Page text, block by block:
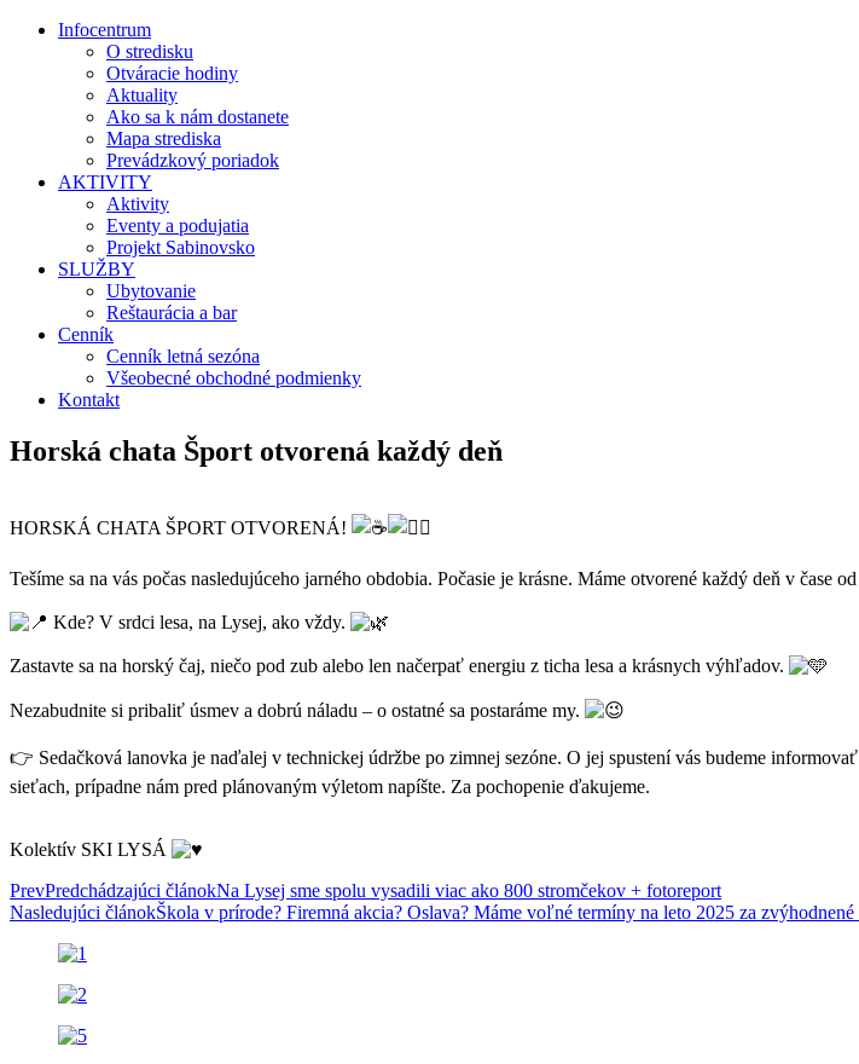
Infocentrum
O stredisku
Otváracie hodiny
Aktuality
Ako sa k nám dostanete
Mapa strediska
Prevádzkový poriadok
AKTIVITY
Aktivity
Eventy a podujatia
Projekt Sabinovsko
SLUŽBY
Ubytovanie
Reštaurácia a bar
Cenník
Cenník letná sezóna
Všeobecné obchodné podmienky
Kontakt
Horská chata Šport otvorená každý deň
HORSKÁ CHATA ŠPORT OTVORENÁ!
Tešíme sa na vás počas nasledujúceho jarného obdobia. Počasie je krásne. Máme otvorené každý deň v čase
Kde? V srdci lesa, na Lysej, ako vždy.
Zastavte sa na horský čaj, niečo pod zub alebo len načerpať energiu z ticha lesa a krásnych výhľadov.
Nezabudnite si pribaliť úsmev a dobrú náladu – o ostatné sa postaráme my.
👉 Sedačková lanovka je naďalej v technickej údržbe po zimnej sezóne. O jej spustení vás budeme
sieťach, prípadne nám pred plánovaným výletom napíšte. Za pochopenie ďakujeme.
Kolektív SKI LYSÁ
PrevPredchádzajúci článokNa Lysej sme spolu vysadili viac ako 800 stromčekov + fotoreport
Nasledujúci článokŠkola v prírode? Firemná akcia? Oslava? Máme voľné termíny na leto 2025 za zvýhodnené